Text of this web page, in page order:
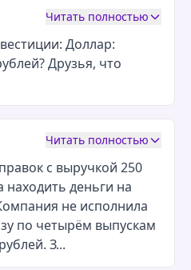
канала
Друзья, что
Читать полностью